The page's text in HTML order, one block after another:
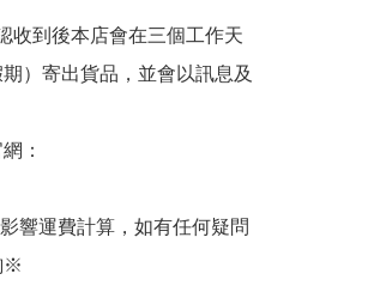
收到後本店會在三個工作天
）寄出貨品，並會以訊息及
：
響運費計算，如有任何疑問
※